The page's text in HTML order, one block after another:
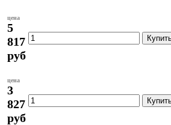
цена
5
817
руб
цена
3
827
руб